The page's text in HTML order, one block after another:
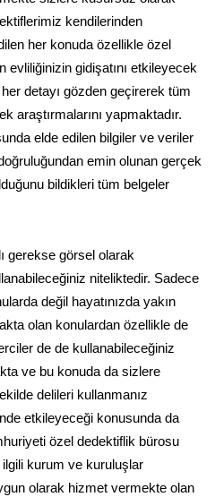
kendilerinden
her konuda özellikle özel
evliliğinizin gidişatını etkileyecek
detayı gözden geçirerek tüm
araştırmalarını yapmaktadır.
elde edilen bilgiler ve veriler
emin olunan gerçek
bildikleri tüm belgeler
gerekse görsel olarak
niteliktedir. Sadece
değil hayatınızda yakın
olan konulardan özellikle de
de de kullanabileceğiniz
ve bu konuda da sizlere
delileri kullanmanız
etkileyeceği konusunda da
özel dedektiflik bürosu
kurum ve kuruluşlar
olarak hizmet vermekte olan